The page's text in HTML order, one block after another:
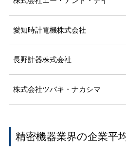
愛知時計電機株式会社
長野計器株式会社
株式会社ツバキ・ナカシマ
精密機器業界の企業平